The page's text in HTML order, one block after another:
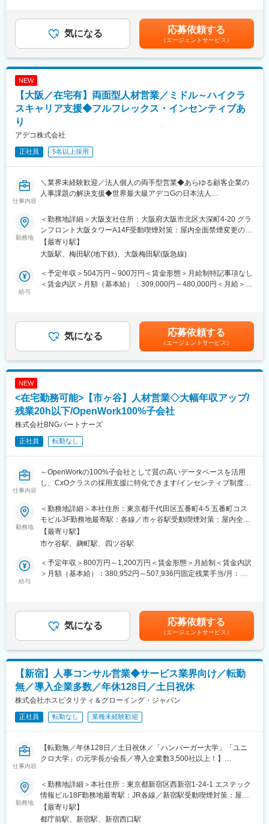
当社は労働生産性の低さという日本の社会課題を解決するために
企業経営を行っています。顧客価値を追求し続けることで、業界
の中でも圧倒的に高いリピート率を実現してきました。一度紹介
構造へ。また、売上構成は、特定の企業に依存することなく、安
変更の範囲：会社の定める業務
・起業家や経営者、投資家への経営戦略／計画のヒアリング
直接起業家、スタートアップ経営陣との対話を行い、創業ストー
リー、事業優位性、そのサービスによって社会にどのような影響
ハイレイヤーを中心とした求職者に対し、事業の社会的意義、ど
んな期待が投資家からかけられているのか、起業家の立ち上げに
■研修制度
・入社～1カ月：本部研修：17講義（各回30分~60分）／全社研
修：25講義（各回30分~60分）
席（各10時間程度）／ビジネスモデル理解研修（毎週1時間）
※累計1000件を超える、過去企業戦略勉強会の動画も閲覧可能で
す
・年間200回以上の起業家・VCによる戦略勉強会を実施
■当社について
当社はスタートアップの成長支援を通じて、日本社会に新たな価
が芽吹く前に埋もれています。
私たちはこの構造的な課題を解決するため、「ヒト・カネ・情
報」が流れ込む“成長産業支援プラットフォーム”を構築し、スター
給与詳細は前職を考慮し、経験・スキルに応じて当社規定により
決定します。■昇給：年2回■賞与：年2回（6月・12月）■インセン
ティブあり※支給額上限なし賃金はあくまでも目安の金額であり、
選考を通じて上下する可能性があります。月給(月額)は固定手当を
含めた表記です。
気になる 応募依頼する
（エージェントサービス）
NEW
【大阪／在宅有】両面型人材営業／ミドル～ハイクラ
スキャリア支援◆フルフレックス・インセンティブあ
り
アデコ株式会社
正社員 5名以上採用
仕事内容
＼業界未経験歓迎／法人個人の両手型営業◆あらゆる顧客企業の
人事課題の解決支援◆世界最大級アデコGの日本法人
■業務概要：
ミドル～ハイレイヤーをメインとした、人財紹介をご対応いただ
きます。領域が分かれているためご経験を活かして専門性を高め
ていただくことができます。
例）IT/医薬品・医療機器/コーポレート/営業職/製造エンジニア/建
設・不動産/エグゼクティブクラス/新卒紹介等
人財ソーシングは各種スカウトサイトやSNS、お持ちの人脈等を
■業務詳細：
法人に対する採用提案、求人獲得、求人ヒアリングや人材のソー
シング・スカウト、選考のおける各種調整、条件交渉、クロージ
◆領域特化のプロフェッショナルとして専門性を磨き活躍して頂
きます。
◆候補者と企業の関係構築に貢献し、相互満足を達成するのが重
切な人材の獲得 ・候補者のサーチ
・候補者の企業への推薦 ・候補者対企業の面接設定
訪問によるコンタクト ・就業後のアフターケア
・クライアントのニーズを的確に掴みアデコのサービスを通して
CSを向上させ、相互の利益を最大化する
・会社の方針/ビジョン/コアバリューの模範的な実践
ク管理（健康安全配慮、労働時間、労働関連法令、個人情報・機
密情報保護、ハラスメントなどの関連法令の遵守を含む）
エキスパートコースの２軸でキャリアアップが可能です。
変更の範囲：会社の定める業務
勤務地
＜勤務地詳細＞大阪支社住所：大阪府大阪市北区大深町4-20 グラ
ンフロント大阪タワーA14F受動喫煙対策：屋内全面禁煙変更の範
囲：会社の定める事業所（リモートワーク含む）
【最寄り駅】
大阪駅、梅田駅(地下鉄)、大阪梅田駅(阪急線)
給与
＜予定年収＞504万円～900万円＜賃金形態＞月給制特記事項なし
＜賃金内訳＞月額（基本給）：309,000円～480,000円＜月給＞
収とは、別に年4回インセンティブ支給がございます。賃金はあく
までも目安の金額であり、選考を通じて上下する可能性がありま
す。月給(月額)は固定手当を含めた表記です。
気になる 応募依頼する
（エージェントサービス）
NEW
<在宅勤務可能>【市ヶ谷】人材営業◇大幅年収アップ/
残業20h以下/OpenWork100%子会社
株式会社BNGパートナーズ
正社員 転勤なし
仕事内容
～OpenWorkの100%子会社として質の高いデータベースを活用
し、CxOクラスの採用支援に特化できます/インセンティブ制度に
現したい方に最適な環境～
■人材業界経験者向け記事
https://bng-recruitment-lp-345108953664.us-west1.run.app/
■仕事内容
企業と候補者の双方を担当し、経営の根幹に関わる採用支援を行
します。企業の転換期に立ち会い、経営課題を解決するための最
適なポジションを提案します。
を能動的に探します。
・キャリア面談と案件紹介：
候補者に対し、事業の社会的意義や経営者の想いを熱く伝えてい
ただきます。スキルマッチだけでなく、価値観の合致を重視した
マッチングを行います。
・推薦および選考フォロー：
企業への推薦から面接調整、内定後の条件交渉まで一貫して伴走
します。他コンサルタントと連携し、多角的な視点で最適なキャ
リア提案を行います。
単なる紹介に留まらず、企業の成長を左右するキーマンの採用を
限に発揮できる環境です。
■所属組織の説明
コンサルタント同士が情報を共有し、協力し合う文化が根付いて
勤務地
＜勤務地詳細＞本社住所：東京都千代田区五番町4-5 五番町コス
モビル3F勤務地最寄駅：各線／市ヶ谷駅受動喫煙対策：屋内全面
禁煙変更の範囲：会社の定める事業所（リモートワーク含む）
【最寄り駅】
市ケ谷駅、麹町駅、四ツ谷駅
給与
＜予定年収＞800万円～1,200万円＜賃金形態＞月給制＜賃金内訳
＞月額（基本給）：380,952円～507,936円固定残業手当/月：
給与詳細は経験・能力を考慮し、相談の上決定します。■昇給：年
1回■インセンティブ：年4回※1回で450万の支給実績あり賃金はあ
くまでも目安の金額であり、選考を通じて上下する可能性があり
ます。月給(月額)は固定手当を含めた表記です。
気になる 応募依頼する
（エージェントサービス）
【新宿】人事コンサル営業◆サービス業界向け／転勤
無／導入企業多数／年休128日／土日祝休
株式会社ホスピタリティ＆グローイング・ジャパン
正社員 転勤なし 業種未経験歓迎
仕事内容
【転勤無／年休128日／土日祝休／「ハンバーガー大学」「ユニ
クロ大学」の元学長が会長／導入企業数3,500社以上！】
サービス業に特化した人財育成支援で3,500社以上の導入実績を築
いてきた当社にて、コンサル営業をしていただきます。
経営者や担当役員、人事や教育部門の部長クラスに対して、人事
に関する提案を行うことが主になります。
勤務地
＜勤務地詳細＞本社住所：東京都新宿区西新宿1-24-1 エステック
情報ビル18F勤務地最寄駅：JR各線／新宿駅受動喫煙対策：屋内
全面禁煙変更の範囲：会社の定める事業所
【最寄り駅】
都庁前駅、新宿駅、新宿西口駅